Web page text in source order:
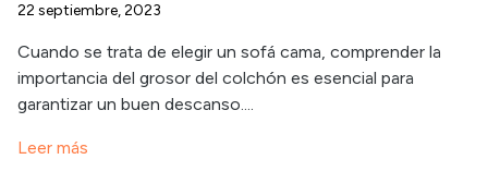
22 septiembre, 2023
Cuando se trata de elegir un sofá cama, comprender la
importancia del grosor del colchón es esencial para
garantizar un buen descanso....
Leer más